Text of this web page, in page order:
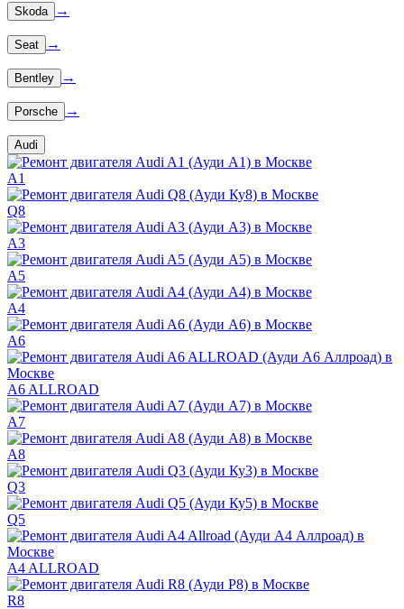
Skoda →
Seat →
Bentley →
Porsche →
Audi
A1
Q8
A3
A5
A4
A6
A6 ALLROAD
A7
A8
Q3
Q5
A4 ALLROAD
R8